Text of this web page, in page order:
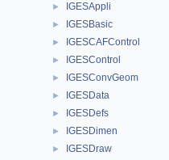
► IGESAppli
► IGESBasic
► IGESCAFControl
► IGESControl
► IGESConvGeom
► IGESData
► IGESDefs
► IGESDimen
► IGESDraw